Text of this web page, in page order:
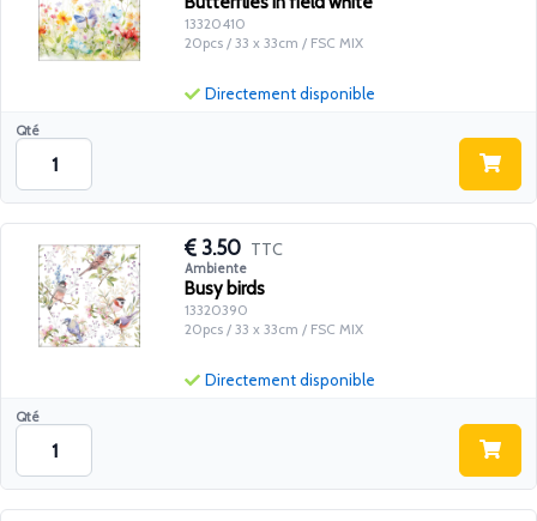
13320410
20pcs / 33 x 33cm / FSC MIX
Qté
Directement disponible
3.50 TTC
Ambiente
Busy birds
13320390
20pcs / 33 x 33cm / FSC MIX
Qté
Directement disponible